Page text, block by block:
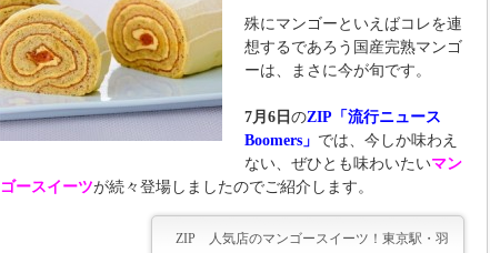
殊にマンゴーといえばコレを連
想するであろう国産完熟マンゴ
ーは、まさに今が旬です。
7月6日 のZIP「流行ニュース
Boomers」 では、今しか味わえ
ない、ぜひとも味わいたいマン
ゴースイーツが続々登場しましたのでご紹介します。
ZIP 人気店のマンゴースイーツ！東京駅・羽